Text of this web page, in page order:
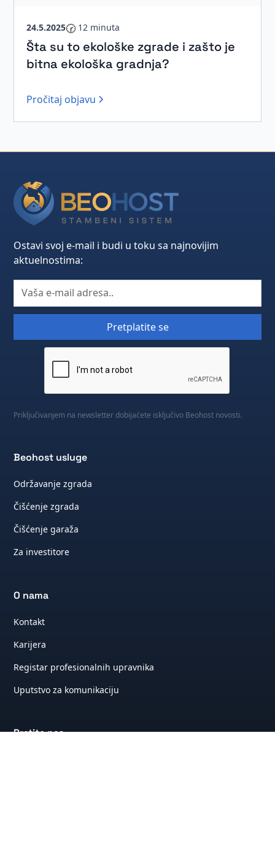
24.5.2025🕝 12 minuta
Šta su to ekološke zgrade i zašto je
bitna ekološka gradnja?
Pročitaj objavu
Ostavi svoj e-mail i budi u toku sa najnovijim
aktuelnostima:
Priključivanjem na newsletter dobijaćete isključivo Beohost novosti.
Beohost usluge
Održavanje zgrada
Čišćenje zgrada
Čišćenje garaža
Za investitore
O nama
Kontakt
Karijera
Registar profesionalnih upravnika
Uputstvo za komunikaciju
Pratite nas